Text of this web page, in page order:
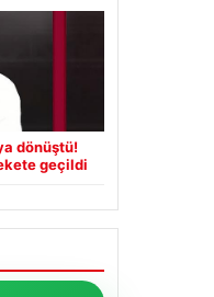
dönüştü!
geçildi